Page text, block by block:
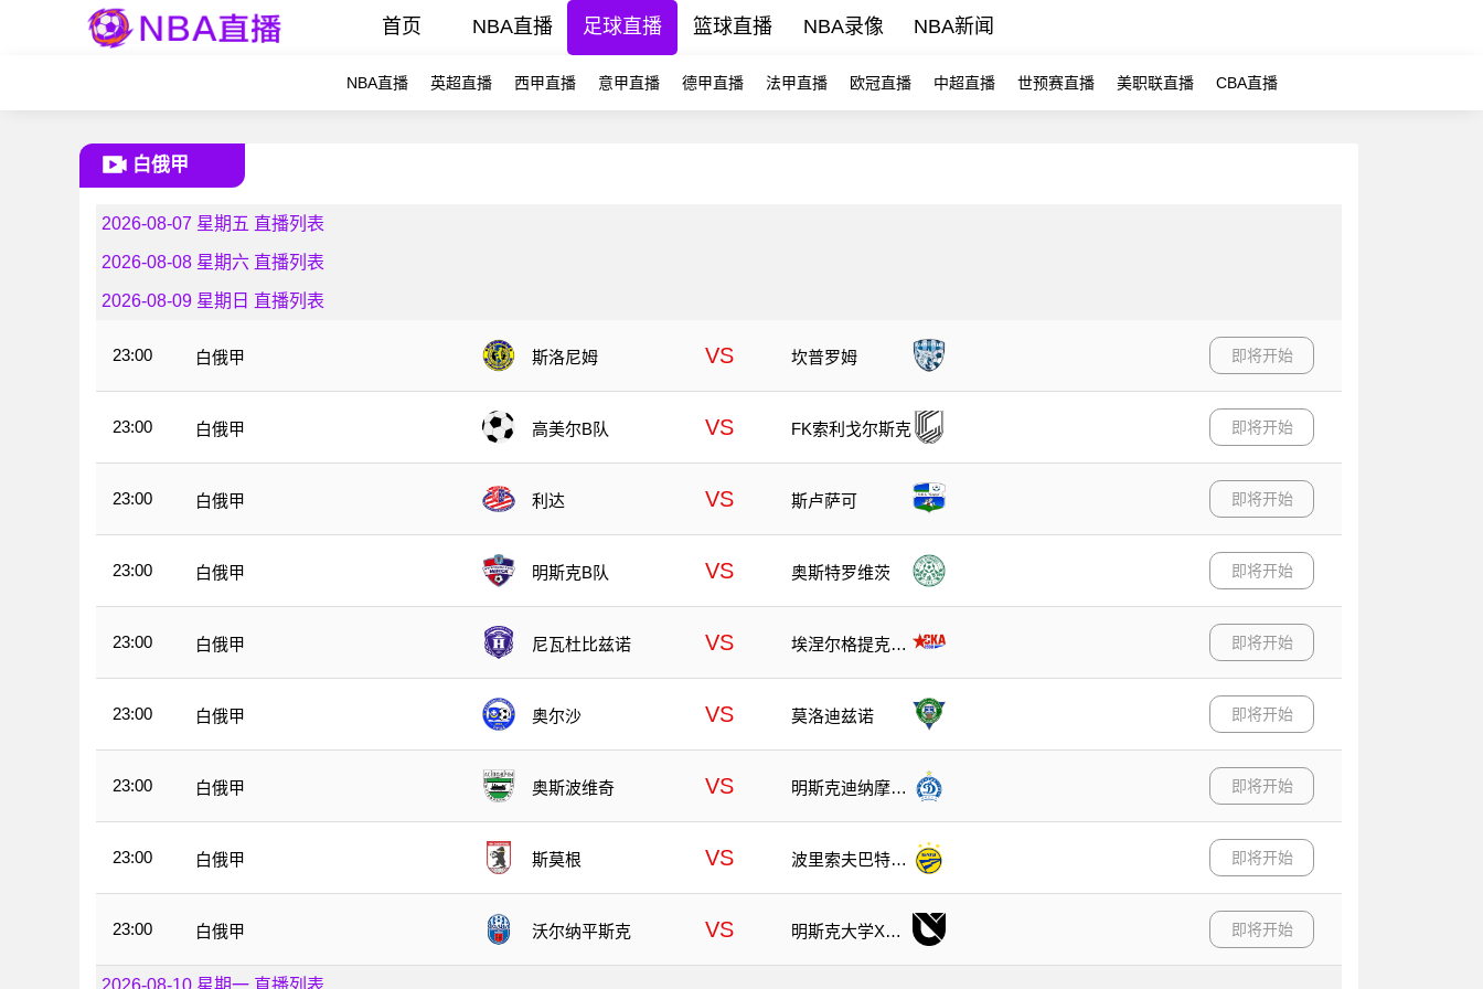
首页 NBA直播 足球直播 篮球直播 NBA录像 NBA新闻
NBA直播 英超直播 西甲直播 意甲直播 德甲直播 法甲直播 欧冠直播 中超直播 世预赛直播 美职联直播 CBA直播
白俄甲
2026-08-07 星期五 直播列表
2026-08-08 星期六 直播列表
2026-08-09 星期日 直播列表
23:00 白俄甲 斯洛尼姆 VS 坎普罗姆 即将开始
23:00 白俄甲 高美尔B队 VS FK索利戈尔斯克 即将开始
23:00 白俄甲 利达 VS 斯卢萨可 即将开始
23:00 白俄甲 明斯克B队 VS 奥斯特罗维茨 即将开始
23:00 白俄甲 尼瓦杜比兹诺 VS
埃涅尔格提克B
即将开始
23:00 白俄甲 奥尔沙 VS 莫洛迪兹诺 即将开始
23:00 白俄甲 奥斯波维奇 VS
明斯克迪纳摩后
即将开始
23:00 白俄甲 斯莫根 VS
波里索夫巴特B
即将开始
23:00 白俄甲 沃尔纳平斯克 VS
明斯克大学X实
即将开始
2026-08-10 星期一 直播列表